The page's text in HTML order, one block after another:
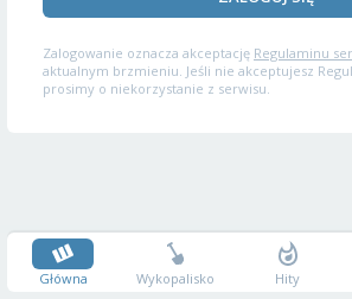
Zalogowanie oznacza akceptację Regulaminu
aktualnym brzmieniu. Jeśli nie akceptujesz
prosimy o niekorzystanie z serwisu.
Główna Wykopalisko Hity